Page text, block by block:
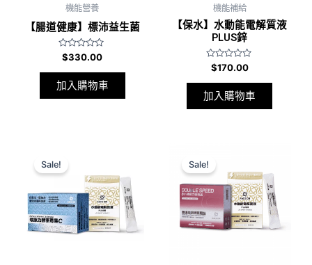
機能營養
【腸道健康】標沛益生菌
評
分
0
滿
分
5
$330.00
加入購物車
機能補給
【保水】水動能電解質液
PLUS鋅
評
分
0
滿
分
5
$170.00
加入購物車
Sale!
$380.00.$349.60.
Sale!
was:
$470.00.
is:
$432.40.